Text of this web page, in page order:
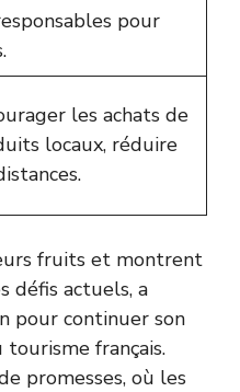
pour
les achats de
locaux, réduire
fruits et montrent
défis actuels, a
pour continuer son
tourisme français.
promesses, où les